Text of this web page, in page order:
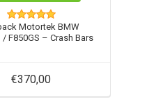
Motortek BMW
/ F850GS – Crash Bars
€370,00